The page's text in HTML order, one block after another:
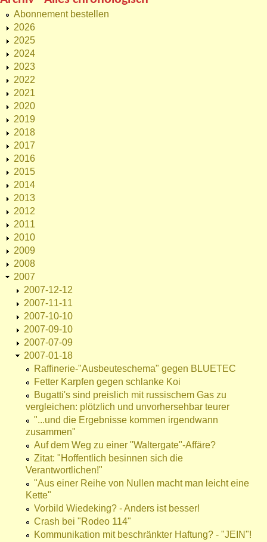
Abonnement bestellen
2026
2025
2024
2023
2022
2021
2020
2019
2018
2017
2016
2015
2014
2013
2012
2011
2010
2009
2008
2007
2007-12-12
2007-11-11
2007-10-10
2007-09-10
2007-07-09
2007-01-18
Raffinerie-"Ausbeuteschema" gegen BLUETEC
Fetter Karpfen gegen schlanke Koi
Bugatti's sind preislich mit russischem Gas zu
vergleichen: plötzlich und unvorhersehbar teurer
"...und die Ergebnisse kommen irgendwann
zusammen"
Auf dem Weg zu einer "Waltergate"-Affäre?
Zitat: "Hoffentlich besinnen sich die
Verantwortlichen!"
"Aus einer Reihe von Nullen macht man leicht eine
Kette"
Vorbild Wiedeking? - Anders ist besser!
Crash bei "Rodeo 114"
Kommunikation mit beschränkter Haftung? - "JEIN"!